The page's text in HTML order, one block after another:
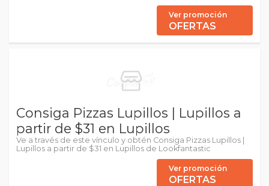
Ver promoción
OFERTAS
Consiga Pizzas Lupillos | Lupillos a
partir de $31 en Lupillos
Ve a través de este vínculo y obtén Consiga Pizzas Lupillos |
Lupillos a partir de $31 en Lupillos de Lookfantastic
Ver promoción
OFERTAS